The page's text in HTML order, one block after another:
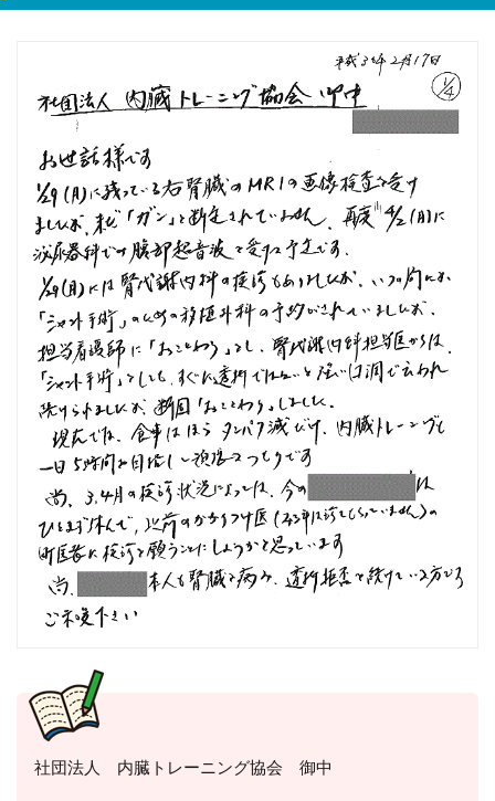
社団法人 内臓トレーニング協会 御中